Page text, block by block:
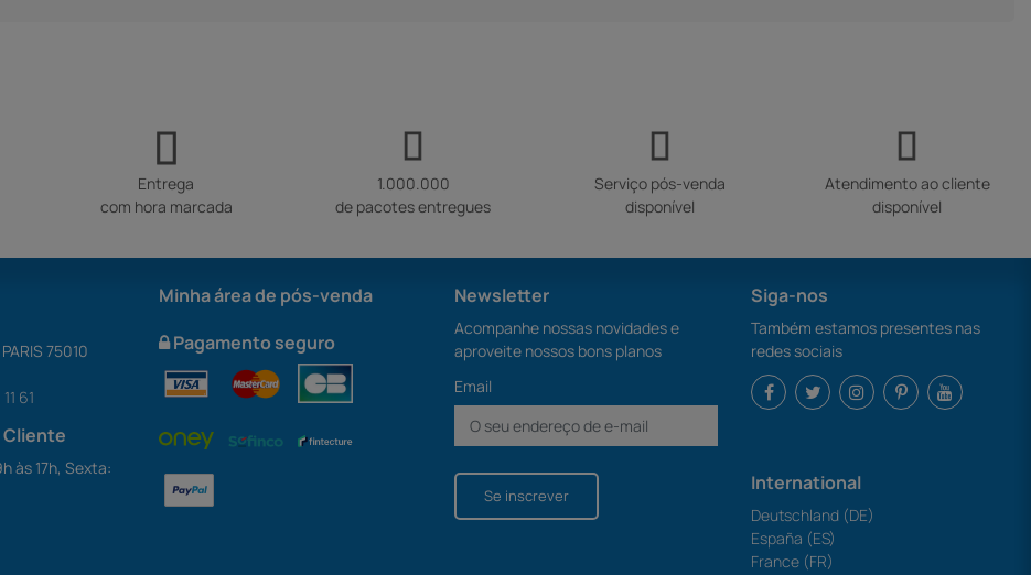
Entrega
com hora marcada
1.000.000
de pacotes entregues
Serviço pós-venda
disponível
Atendimento ao cliente
disponível
75010
61
às 17h, Sexta:
Minha área de pós-venda
Pagamento seguro
Newsletter
Acompanhe nossas novidades e
aproveite nossos bons planos
Email
Se inscrever
Siga-nos
Também estamos presentes nas
redes sociais
International
Deutschland (DE)
España (ES)
France (FR)